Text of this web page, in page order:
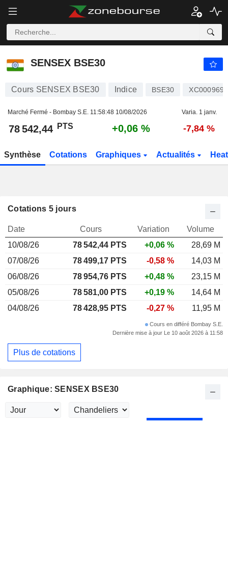
SENSEX BSE30
SENSEX BSE30
Cours SENSEX BSE30 Indice BSE30
Marché Fermé - Bombay S.E. 11:58:48 10/08/2026 Varia. 1 janv.
78 542,44 PTS +0,06 % -7,84 %
Synthèse Cotations Graphiques Actualités
Graphique: SENSEX BSE30
Cotations 5 jours
Date Cours Variation
Volume
10/08/26
78 542,44 PTS +0,06 %
28,69 M
07/08/26
78 499,17 PTS -0,58 %
14,03 M
06/08/26
78 954,76 PTS +0,48 %
23,15 M
05/08/26
78 581,00 PTS +0,19 %
14,64 M
04/08/26
78 428,95 PTS -0,27 % 11,95 M
Cours en différé Bombay S.E.
Dernière mise à jour Le 10 août 2026 à 11:58
Plus de cotations